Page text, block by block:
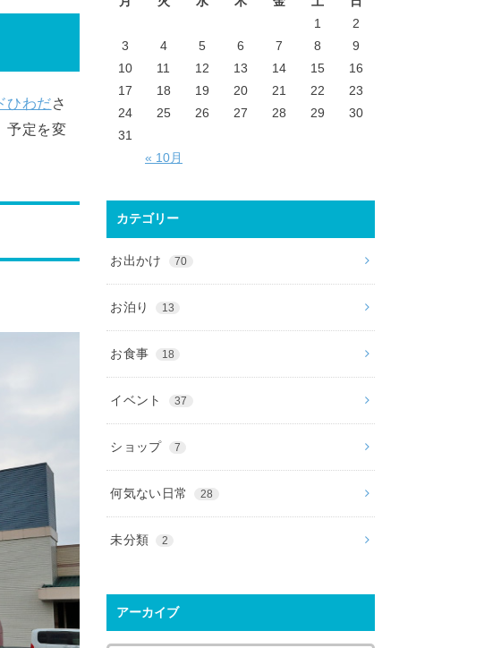
ひわださ
予定を変
« 10月
1
2
3
4 5 6 7 8
9
10
11 12 13 14 15
16
17
18 19 20 21 22
23
24
25 26 27 28 29
30
31
カテゴリー
お出かけ 70
お泊り 13
お食事 18
イベント 37
ショップ 7
何気ない日常 28
未分類 2
アーカイブ